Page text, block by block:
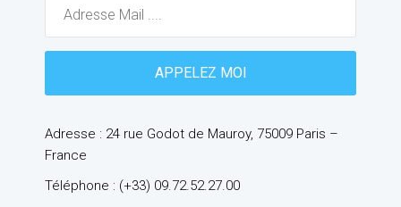
Adresse : 24 rue Godot de Mauroy, 75009 Paris –
France
Téléphone : (+33) 09.72.52.27.00